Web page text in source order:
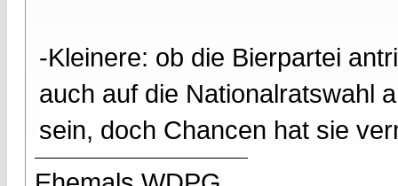
-Kleinere: ob die Bierpartei
auch auf die Nationalratswahl
sein, doch Chancen hat sie